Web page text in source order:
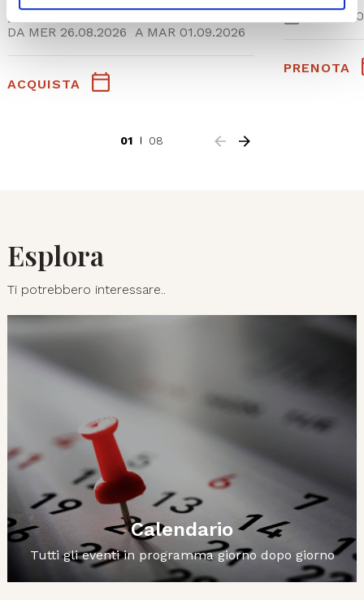
DA MER 26.08.2026 A MAR 01.09.2026
ACQUISTA
SAB
PRENOTA
01 08
Esplora
Ti potrebbero interessare..
Calendario
Tutti gli eventi in programma giorno dopo giorno